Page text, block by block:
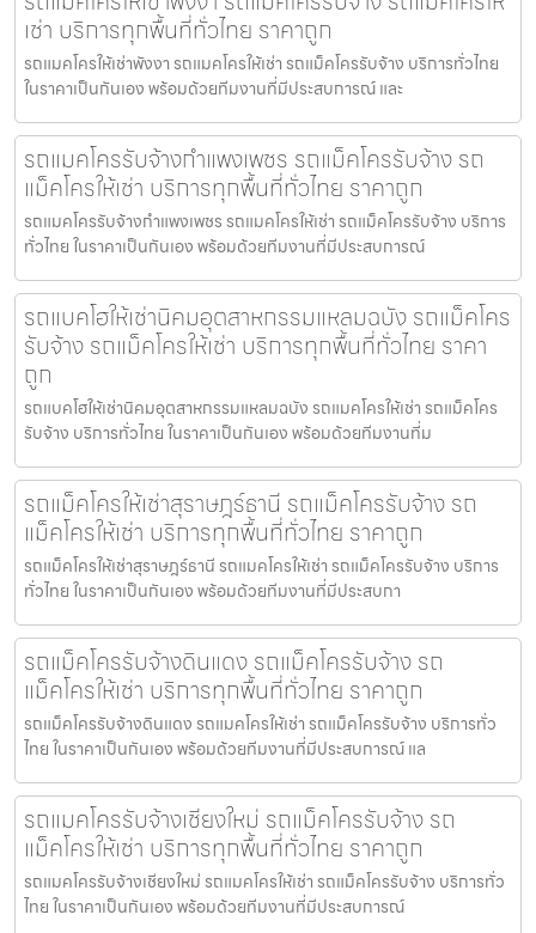
เช่า บริการทุกพื้นที่ทั่วไทย ราคาถูก
รถแมคโครให้เช่าพังงา รถแมคโครให้เช่า รถแม็คโครรับจ้าง บริการทั่วไทย
ในราคาเป็นกันเอง พร้อมด้วยทีมงานที่มีประสบการณ์ และ
รถแมคโครรับจ้างกำแพงเพชร รถแม็คโครรับจ้าง รถ
แม็คโครให้เช่า บริการทุกพื้นที่ทั่วไทย ราคาถูก
รถแมคโครรับจ้างกำแพงเพชร รถแมคโครให้เช่า รถแม็คโครรับจ้าง บริการ
ทั่วไทย ในราคาเป็นกันเอง พร้อมด้วยทีมงานที่มีประสบการณ์
รถแบคโฮให้เช่านิคมอุตสาหกรรมแหลมฉบัง รถแม็คโคร
รับจ้าง รถแม็คโครให้เช่า บริการทุกพื้นที่ทั่วไทย ราคา
ถูก
รถแบคโฮให้เช่านิคมอุตสาหกรรมแหลมฉบัง รถแมคโครให้เช่า รถแม็คโคร
รับจ้าง บริการทั่วไทย ในราคาเป็นกันเอง พร้อมด้วยทีมงานที่ม
รถแม็คโครให้เช่าสุราษฎร์ธานี รถแม็คโครรับจ้าง รถ
แม็คโครให้เช่า บริการทุกพื้นที่ทั่วไทย ราคาถูก
รถแม็คโครให้เช่าสุราษฎร์ธานี รถแมคโครให้เช่า รถแม็คโครรับจ้าง บริการ
ทั่วไทย ในราคาเป็นกันเอง พร้อมด้วยทีมงานที่มีประสบกา
รถแม็คโครรับจ้างดินแดง รถแม็คโครรับจ้าง รถ
แม็คโครให้เช่า บริการทุกพื้นที่ทั่วไทย ราคาถูก
รถแม็คโครรับจ้างดินแดง รถแมคโครให้เช่า รถแม็คโครรับจ้าง บริการทั่ว
ไทย ในราคาเป็นกันเอง พร้อมด้วยทีมงานที่มีประสบการณ์ แล
รถแมคโครรับจ้างเชียงใหม่ รถแม็คโครรับจ้าง รถ
แม็คโครให้เช่า บริการทุกพื้นที่ทั่วไทย ราคาถูก
รถแมคโครรับจ้างเชียงใหม่ รถแมคโครให้เช่า รถแม็คโครรับจ้าง บริการทั่ว
ไทย ในราคาเป็นกันเอง พร้อมด้วยทีมงานที่มีประสบการณ์